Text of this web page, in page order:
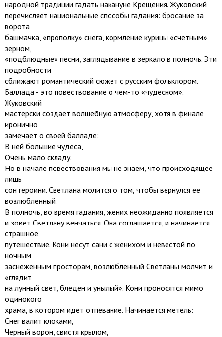
народной традиции гадать накануне Крещения. Жуковский
перечисляет национальные способы гадания: бросание за
ворота
башмачка, «прополку» снега, кормление курицы «счетным»
зерном,
«подблюдные» песни, заглядывание в зеркало в полночь. Эти
подробности
сближают романтический сюжет с русским фольклором.
Баллада - это повествование о чем-то «чудесном».
Жуковский
мастерски создает волшебную атмосферу, хотя в финале
иронично
замечает о своей балладе:
В ней большие чудеса,
Очень мало складу.
Но в начале повествования мы не знаем, что происходящее -
лишь
сон героини. Светлана молится о том, чтобы вернулся ее
возлюбленный.
В полночь, во время гадания, жених неожиданно появляется
и зовет Светлану венчаться. Она соглашается, и начинается
страшное
путешествие. Кони несут сани с женихом и невестой по
ночным
заснеженным просторам, возлюбленный Светланы молчит и
«глядит
на лунный свет, бледен и унылый». Кони проносятся мимо
одинокого
храма, в котором идет отпевание. Начинается метель:
Снег валит клоками,
Черный ворон, свистя крылом,